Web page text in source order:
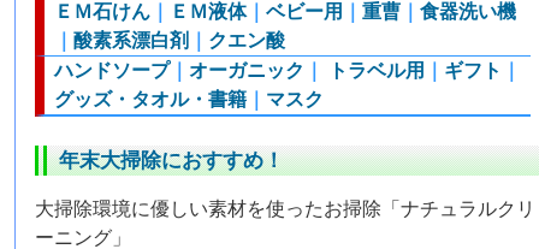
ＥＭ石けん
ＥＭ液体｜ベビー用 ｜重曹 ｜食器洗い機
｜酸素系漂白剤
クエン酸
ハンドソープ｜オーガニック トラベル用 ギフト
グッズ・タオル・書籍
マスク
年末大掃除におすすめ！
大掃除環境に優しい素材を使ったお掃除「ナチュラルクリ
ーニング」